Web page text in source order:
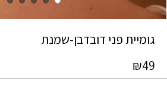
גומיית פני דובדבן-שמנת
₪49